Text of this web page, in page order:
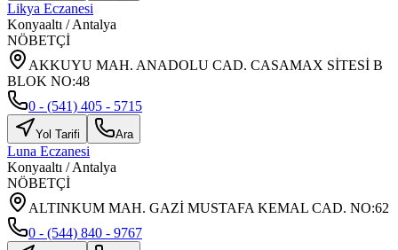
Likya Eczanesi
Konyaaltı /Antalya
NÖBETÇİ
AKKUYU MAH. ANADOLU CAD. CASAMAX SİTESİ B
BLOK NO:48
0 - (541) 405 - 5715
Yol Tarifi Ara
Luna Eczanesi
Konyaaltı /Antalya
NÖBETÇİ
ALTINKUM MAH. GAZİ MUSTAFA KEMAL CAD. NO:62
0 - (544) 840 - 9767